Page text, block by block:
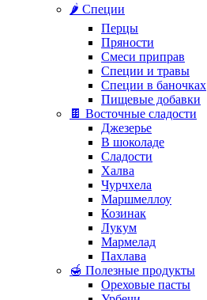
🌶️ Специи
Перцы
Пряности
Смеси приправ
Специи и травы
Специи в баночках
Пищевые добавки
🍫 Восточные сладости
Джезерье
В шоколаде
Сладости
Халва
Чурчхела
Маршмеллоу
Козинак
Лукум
Мармелад
Пахлава
🍯 Полезные продукты
Ореховые пасты